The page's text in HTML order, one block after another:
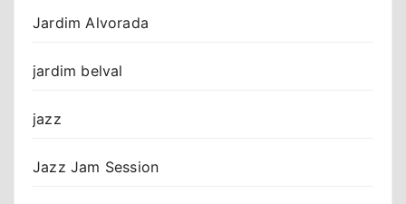
Jardim Alvorada
jardim belval
jazz
Jazz Jam Session